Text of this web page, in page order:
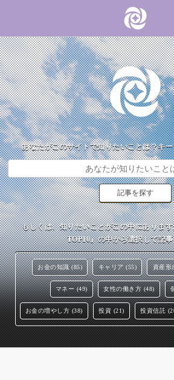
あなたがこのサイトで知りたいことは？キ
もしくは、知りたいことがこの中にありま
TOP10』の中から選択して記
お金の知識 (85) キャリア (55) 資産形
マネー (49) 女性の働き方 (48)
お金の増やし方 (38) 投資 (21) 投資信託